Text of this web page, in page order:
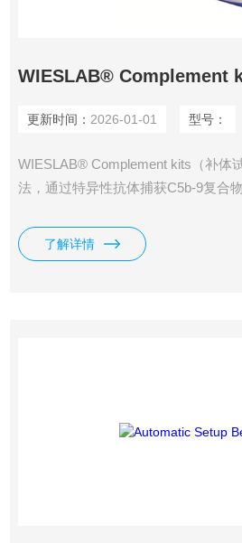
更新时间： 2026-01-01 型号：
WIESLAB® Complement kits（补体
法，通过特异性抗体捕获C5b-9复合
了解详情